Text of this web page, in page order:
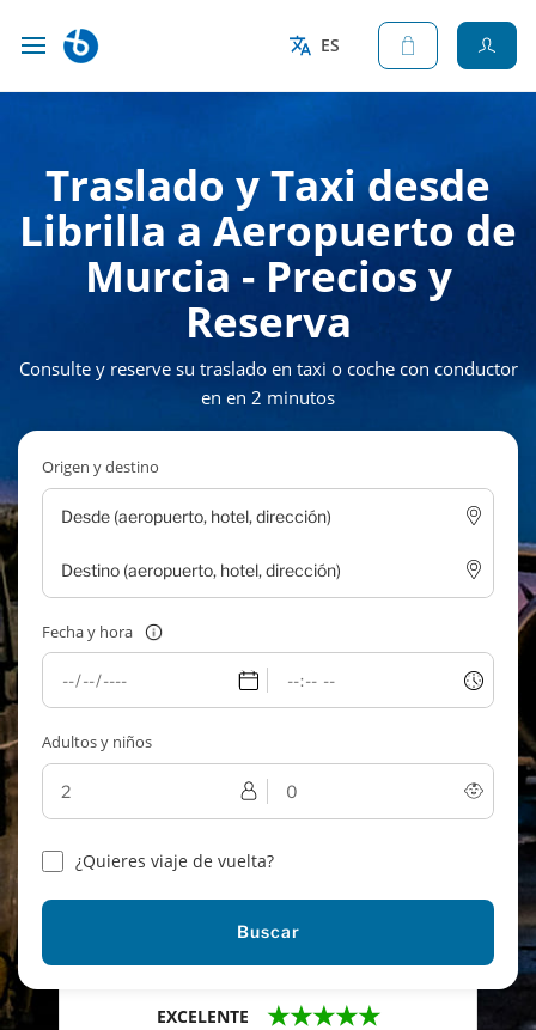
ES
Traslado y Taxi desde
Librilla a Aeropuerto de
Murcia - Precios y
Reserva
Consulte y reserve su traslado en taxi o coche con conductor
en en 2 minutos
Origen y destino
Fecha y hora
Adultos y niños
¿Quieres viaje de vuelta?
Buscar
EXCELENTE ★★★★★